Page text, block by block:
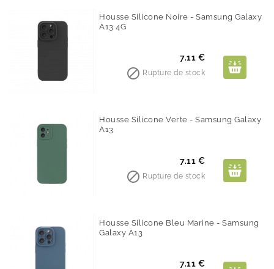
Housse Silicone Noire - Samsung Galaxy
A13 4G
Prix
7.11 €
 Rupture de stock
Housse Silicone Verte - Samsung Galaxy
A13
Prix
7.11 €
 Rupture de stock
Housse Silicone Bleu Marine - Samsung
Galaxy A13
Prix
7.11 €